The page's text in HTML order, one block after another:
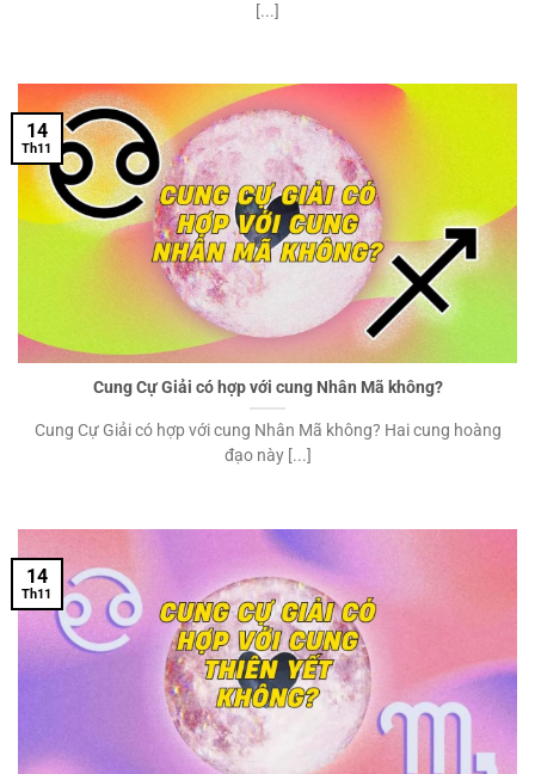
[...]
Cung Cự Giải có hợp với cung Nhân Mã không?
Cung Cự Giải có hợp với cung Nhân Mã không? Hai cung hoàng
đạo này [...]
14
Th11
14
Th11